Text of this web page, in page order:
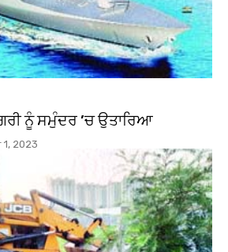
ਨੂੰ ਸਮੁੰਦਰ ’ਚ ਉਤਾਰਿਆ
2023